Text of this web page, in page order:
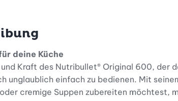
deine Küche
Kraft des Nutribullet® Original 600, der
unglaublich einfach zu bedienen. Mit
cremige Suppen zubereiten möchtest,